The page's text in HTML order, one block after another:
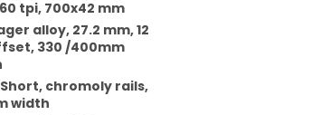
tpi, 700x42 mm
alloy, 27.2 mm, 12
330 /400mm
chromoly rails,
width